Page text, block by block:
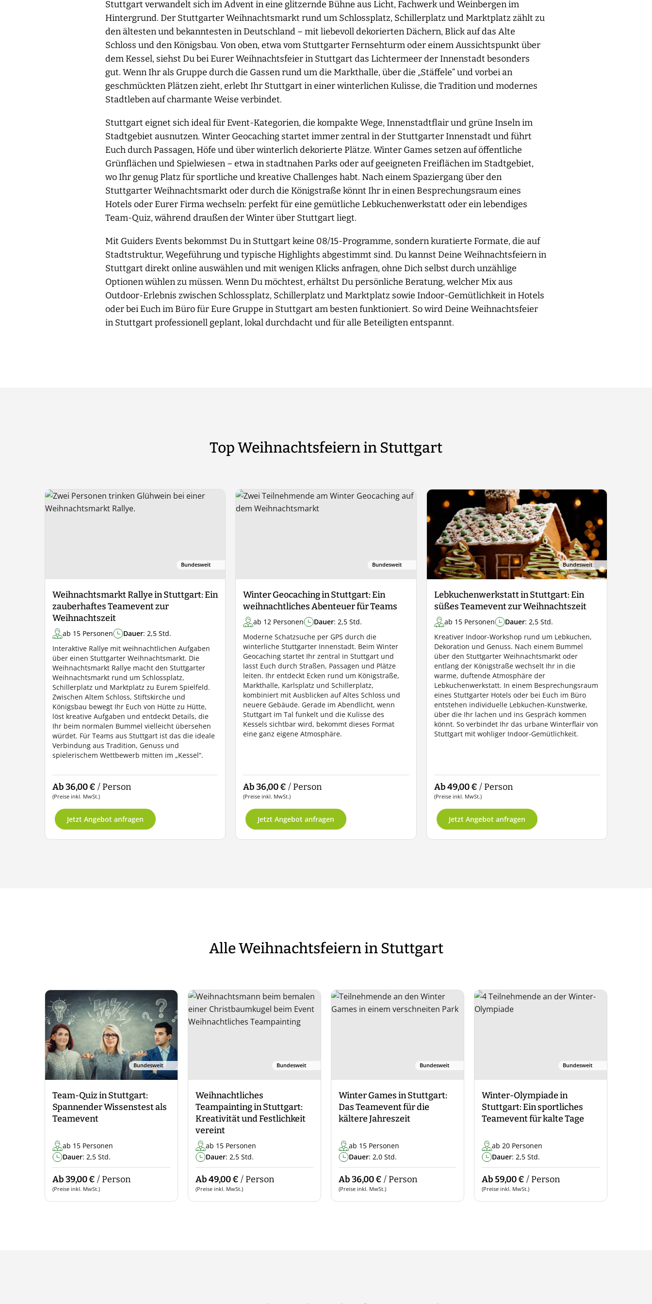
Stuttgart verwandelt sich im Advent in eine glitzernde Bühne aus Licht, Fachwerk und Weinbergen im
Hintergrund. Der Stuttgarter Weihnachtsmarkt rund um Schlossplatz, Schillerplatz und Marktplatz zählt zu
den ältesten und bekanntesten in Deutschland – mit liebevoll dekorierten Dächern, Blick auf das Alte
Schloss und den Königsbau. Von oben, etwa vom Stuttgarter Fernsehturm oder einem Aussichtspunkt über
dem Kessel, siehst Du bei Eurer Weihnachtsfeier in Stuttgart das Lichtermeer der Innenstadt besonders
gut. Wenn Ihr als Gruppe durch die Gassen rund um die Markthalle, über die „Stäffele“ und vorbei an
geschmückten Plätzen zieht, erlebt Ihr Stuttgart in einer winterlichen Kulisse, die Tradition und modernes
Stadtleben auf charmante Weise verbindet.
Stuttgart eignet sich ideal für Event-Kategorien, die kompakte Wege, Innenstadtflair und grüne Inseln im
Stadtgebiet ausnutzen. Winter Geocaching startet immer zentral in der Stuttgarter Innenstadt und führt
Euch durch Passagen, Höfe und über winterlich dekorierte Plätze. Winter Games setzen auf öffentliche
Grünflächen und Spielwiesen – etwa in stadtnahen Parks oder auf geeigneten Freiflächen im Stadtgebiet,
wo Ihr genug Platz für sportliche und kreative Challenges habt. Nach einem Spaziergang über den
Stuttgarter Weihnachtsmarkt oder durch die Königstraße könnt Ihr in einen Besprechungsraum eines
Hotels oder Eurer Firma wechseln: perfekt für eine gemütliche Lebkuchenwerkstatt oder ein lebendiges
Team-Quiz, während draußen der Winter über Stuttgart liegt.
Mit Guiders Events bekommst Du in Stuttgart keine 08/15-Programme, sondern kuratierte Formate, die auf
Stadtstruktur, Wegeführung und typische Highlights abgestimmt sind. Du kannst Deine Weihnachtsfeiern in
Stuttgart direkt online auswählen und mit wenigen Klicks anfragen, ohne Dich selbst durch unzählige
Optionen wühlen zu müssen. Wenn Du möchtest, erhältst Du persönliche Beratung, welcher Mix aus
Outdoor-Erlebnis zwischen Schlossplatz, Schillerplatz und Marktplatz sowie Indoor-Gemütlichkeit in Hotels
oder bei Euch im Büro für Eure Gruppe in Stuttgart am besten funktioniert. So wird Deine Weihnachtsfeier
in Stuttgart professionell geplant, lokal durchdacht und für alle Beteiligten entspannt.
Top Weihnachtsfeiern in Stuttgart
Bundesweit
Weihnachtsmarkt Rallye in Stuttgart: Ein
zauberhaftes Teamevent zur
Weihnachtszeit
ab 15 Personen Dauer: 2,5 Std.
Interaktive Rallye mit weihnachtlichen Aufgaben
über einen Stuttgarter Weihnachtsmarkt. Die
Weihnachtsmarkt Rallye macht den Stuttgarter
Weihnachtsmarkt rund um Schlossplatz,
Schillerplatz und Marktplatz zu Eurem Spielfeld.
Zwischen Altem Schloss, Stiftskirche und
Königsbau bewegt Ihr Euch von Hütte zu Hütte,
löst kreative Aufgaben und entdeckt Details, die
Ihr beim normalen Bummel vielleicht übersehen
würdet. Für Teams aus Stuttgart ist das die ideale
Verbindung aus Tradition, Genuss und
spielerischem Wettbewerb mitten im „Kessel“.
Ab 36,00 € / Person
(Preise inkl. MwSt.)
Jetzt Angebot anfragen
Bundesweit
Winter Geocaching in Stuttgart: Ein
weihnachtliches Abenteuer für Teams
ab 12 Personen Dauer: 2,5 Std.
Moderne Schatzsuche per GPS durch die
winterliche Stuttgarter Innenstadt. Beim Winter
Geocaching startet Ihr zentral in Stuttgart und
lasst Euch durch Straßen, Passagen und Plätze
leiten. Ihr entdeckt Ecken rund um Königstraße,
Markthalle, Karlsplatz und Schillerplatz,
kombiniert mit Ausblicken auf Altes Schloss und
neuere Gebäude. Gerade im Abendlicht, wenn
Stuttgart im Tal funkelt und die Kulisse des
Kessels sichtbar wird, bekommt dieses Format
eine ganz eigene Atmosphäre.
Ab 36,00 € / Person
(Preise inkl. MwSt.)
Jetzt Angebot anfragen
Bundesweit
Lebkuchenwerkstatt in Stuttgart: Ein
süßes Teamevent zur Weihnachtszeit
ab 15 Personen Dauer: 2,5 Std.
Kreativer Indoor-Workshop rund um Lebkuchen,
Dekoration und Genuss. Nach einem Bummel
über den Stuttgarter Weihnachtsmarkt oder
entlang der Königstraße wechselt Ihr in die
warme, duftende Atmosphäre der
Lebkuchenwerkstatt. In einem Besprechungsraum
eines Stuttgarter Hotels oder bei Euch im Büro
entstehen individuelle Lebkuchen-Kunstwerke,
über die Ihr lachen und ins Gespräch kommen
könnt. So verbindet Ihr das urbane Winterflair von
Stuttgart mit wohliger Indoor-Gemütlichkeit.
Ab 49,00 € / Person
(Preise inkl. MwSt.)
Jetzt Angebot anfragen
Alle Weihnachtsfeiern in Stuttgart
Bundesweit
Team-Quiz in Stuttgart:
Spannender Wissenstest als
Teamevent
ab 15 Personen
Dauer: 2,5 Std.
Ab 39,00 € / Person
(Preise inkl. MwSt.)
Bundesweit
Weihnachtliches
Teampainting in Stuttgart:
Kreativität und Festlichkeit
vereint
ab 15 Personen
Dauer: 2,5 Std.
Ab 49,00 € / Person
(Preise inkl. MwSt.)
Bundesweit
Winter Games in Stuttgart:
Das Teamevent für die
kältere Jahreszeit
ab 15 Personen
Dauer: 2,0 Std.
Ab 36,00 € / Person
(Preise inkl. MwSt.)
Bundesweit
Winter-Olympiade in
Stuttgart: Ein sportliches
Teamevent für kalte Tage
ab 20 Personen
Dauer: 2,5 Std.
Ab 59,00 € / Person
(Preise inkl. MwSt.)